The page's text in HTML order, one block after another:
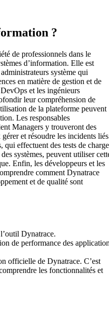
?
de professionnels dans le
d’information. Elle est
système qui
en matière de gestion et de
et les ingénieurs
leur compréhension de
de la plateforme peuvent
Les responsables
Managers y trouveront des
et résoudre les incidents liés
qui effectuent des tests de charge
systèmes, peuvent utiliser
Enfin, les développeurs et les
comment Dynatrace
et de qualité sont
Dynatrace.
de performance des
officielle de Dynatrace. C’est
les fonctionnalités et